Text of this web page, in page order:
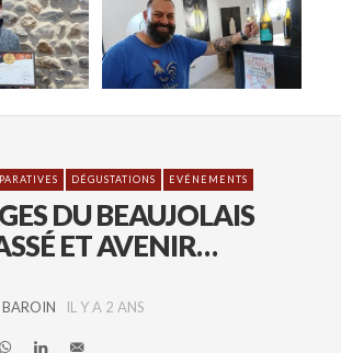
DÉGUSTATIONS EVÉNEMENTS
DU BEAUJOLAIS
ET AVENIR…
IL Y A 2 ANS